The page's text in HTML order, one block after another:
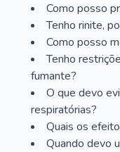
Como posso
Tenho rinite,
Como posso
Tenho
fumante?
O que devo
respiratórias?
Quais os
Quando devo